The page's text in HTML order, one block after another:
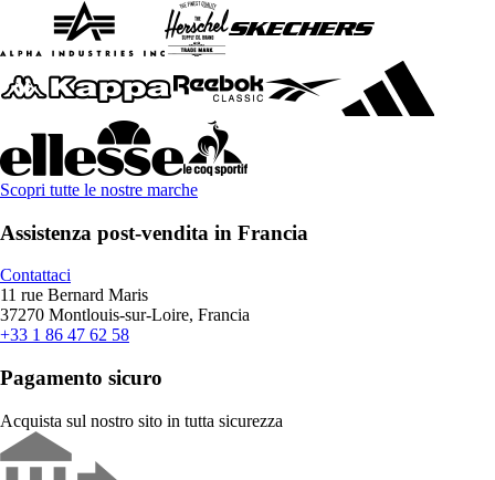
Scopri tutte le nostre marche
Assistenza post-vendita in Francia
Contattaci
11 rue Bernard Maris
37270 Montlouis-sur-Loire, Francia
+33 1 86 47 62 58
Pagamento sicuro
Acquista sul nostro sito in tutta sicurezza